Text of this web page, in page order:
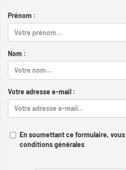
Prénom :
Nom :
Votre adresse e-mail :
En soumettant ce formulaire,
conditions générales